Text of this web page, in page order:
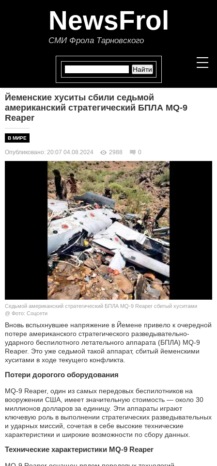
NewsFrol
СМИ Фрола Тарновского
НОВОСТИ
ПОЛИТИКА
ЭКОНОМИКА
В МИРЕ
ОБЩЕСТВО
КУЛЬТУРА
НАУКА
СПОРТ
ШОУ-БИЗНЕС
АВТО И МОТО
ЭГОИЗМ
Йеменские хуситы сбили седьмой
американский стратегический БПЛА MQ-9
Reaper
В МИРЕ
Опубликовано: 20:07 04.08.2024 2988 0
Седьмой американский стратегический БПЛА MQ-9 Reaper сбитый хуситами
@ Фото: Соцсети
Вновь вспыхнувшее напряжение в Йемене привело к очередной
потере американского стратегического разведывательно-
ударного беспилотного летательного аппарата (БПЛА) MQ-9
Reaper. Это уже седьмой такой аппарат, сбитый йеменскими
хуситами в ходе текущего конфликта.
Потери дорогого оборудования
MQ-9 Reaper, один из самых передовых беспилотников на
вооружении США, имеет значительную стоимость — около 30
миллионов долларов за единицу. Эти аппараты играют
ключевую роль в выполнении стратегических разведывательных
и ударных миссий, сочетая в себе высокие технические
характеристики и широкие возможности по сбору данных.
Технические характеристики MQ-9 Reaper